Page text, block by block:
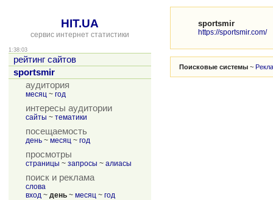
HIT.UA
сервис интернет статистики
1:38:03
рейтинг сайтов
sportsmir
аудитория
месяц ~ год
интересы аудитории
сайты ~ тематики
посещаемость
день ~ месяц ~ год
просмотры
страницы ~ запросы ~ алиасы
поиск и реклама
слова
вход ~ день ~ месяц ~ год
sportsmir
https://sportsmir.com/
Поисковые системы ~